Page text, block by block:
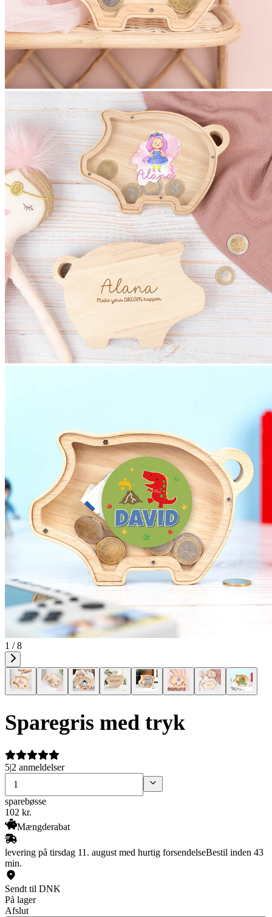
1 / 8
Sparegris med tryk
5|2 anmeldelser
sparebøsse
102 kr.
Mængderabat
levering på tirsdag 11. august med hurtig forsendelseBestil inden 43
min.
Sendt til DNK
På lager
Afslut